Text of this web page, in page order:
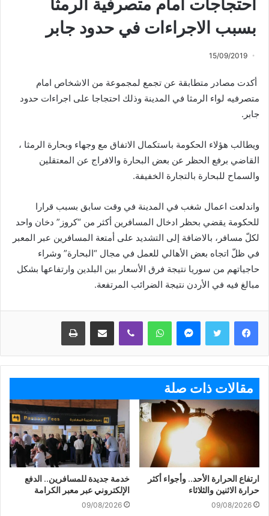
احتجاجات امام متصرفية الرمثا
بسبب الاجراءات في حدود جابر
15/09/2019
أكدت مصادر متطابقة عن تجمع لمجموعة من الاشخاص امام
متصرفيه لواء الرمثا في المدينة وذلك احتجاجا على اجراءات حدود
جابر.
ويطالب هؤلاء الحكومة باستكمال الاتفاق مع وجهاء وبحارة الرمثا ،
القاضي برفع الحظر عن بعض البحارة والافراج عن المعتقلين
والسماح للبحارة بالتجارة الخفيفة.
واندلعت اعمال شغب في المدينة في وقت سابق بسبب قرارا
للحكومة يقضي بحظر ادخال المسافرين أكثر من “كروز” دخان واحد
لكلّ مسافر، بالاضافة إلى التشديد على أمتعة المسافرين عبر المعبر
في ظلّ اتجاه بعض الأهالي للعمل في مجال “البحارة” وشراء
حاجياتهم من سوريا نتيجة فرق الأسعار بين البلدين وارتفاعها بشكل
مبالغ فيه في الأردن نتيجة الضرائب المرتفعة.
ماسنجر واتساب ڤايبر مشاركة عبر البريد طباعة
مقالات ذات صلة
ارتفاع الحرارة الأحد.. وأجواء أكثر
حرارة الاثنين والثلاثاء
09/08/2026
خدمة جديدة للمسافرين.. الدفع
الإلكتروني عبر معبر الكرامة
09/08/2026